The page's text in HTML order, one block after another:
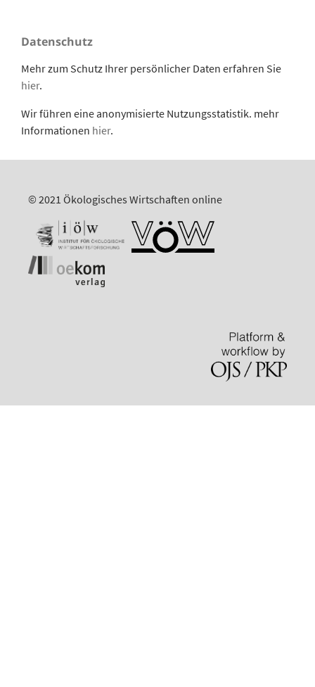
Datenschutz
Mehr zum Schutz Ihrer persönlicher Daten erfahren Sie
hier.
Wir führen eine anonymisierte Nutzungsstatistik. mehr
Informationen hier.
© 2021 Ökologisches Wirtschaften online